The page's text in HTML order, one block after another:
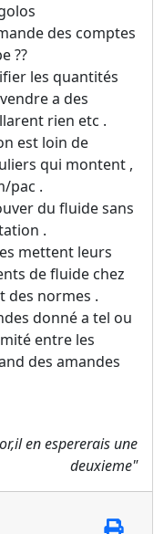
des comptes
??
les quantités
a des
rien etc .
est loin de
qui montent ,
pac .
du fluide sans
.
mettent leurs
de fluide chez
des normes .
donné a tel ou
entre les
des amandes
en espererais une
deuxieme"